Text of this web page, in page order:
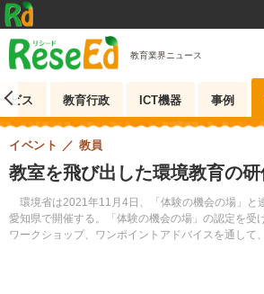
教育業界ニュース
ビス 教育行政 ICT機器 事例
教室を飛び出した環境教育の
環境省は2021年11月4日、「体験の機会の場」と
愛知県で開催する。「体験の機会の場」の認定を受
ワークショップ、ワンポイントアドバイスを通して
イベント 教員